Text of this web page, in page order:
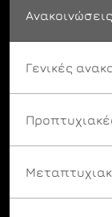
Γενικές